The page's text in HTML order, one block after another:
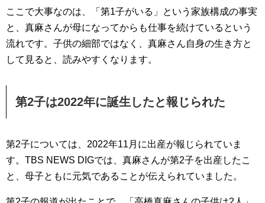
ここで大事なのは、「第1子がいる」という家族構成の事実
と、真麻さんが母になってからも仕事を続けているという
流れです。子供の細部ではなく、真麻さん自身の生き方と
して見ると、読みやすくなります。
第2子は2022年に誕生したと報じられた
第2子については、2022年11月に出産が報じられていま
す。TBS NEWS DIGでは、真麻さんが第2子を出産したこ
と、母子ともに元気であることが伝えられていました。